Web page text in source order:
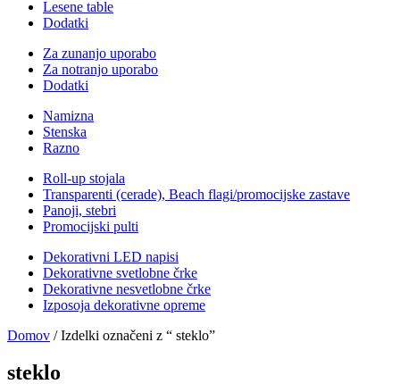
Lesene table
Dodatki
Za zunanjo uporabo
Za notranjo uporabo
Dodatki
Namizna
Stenska
Razno
Roll-up stojala
Transparenti (cerade), Beach flagi/promocijske zastave
Panoji, stebri
Promocijski pulti
Dekorativni LED napisi
Dekorativne svetlobne črke
Dekorativne nesvetlobne črke
Izposoja dekorativne opreme
Domov / Izdelki označeni z “ steklo”
steklo